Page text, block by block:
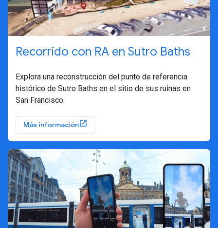
Recorrido con RA en Sutro Baths
Explora una reconstrucción del punto de referencia
histórico de Sutro Baths en el sitio de sus ruinas en
San Francisco.
Más información